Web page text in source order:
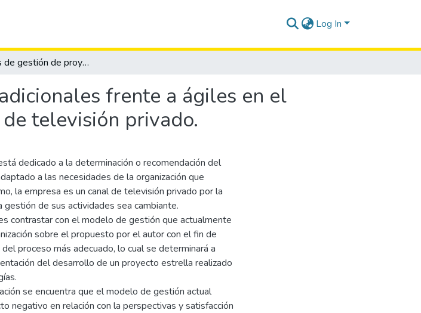
Log In
Marcos de gestión de proyectos tradicionales frente a ágiles en el desarrollo de software para canal de televisión privado.
frente a ágiles en el
televisión privado.
dedicado a la determinación o recomendación del
a las necesidades de la organización que
la empresa es un canal de televisión privado por la
gestión de sus actividades sea cambiante.
contrastar con el modelo de gestión que actualmente
sobre el propuesto por el autor con el fin de
proceso más adecuado, lo cual se determinará a
del desarrollo de un proyecto estrella realizado
se encuentra que el modelo de gestión actual
negativo en relación con la perspectivas y satisfacción